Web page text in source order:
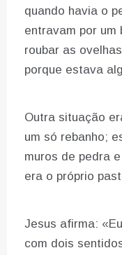
quando havia o
entravam por um
roubar as
porque estava
Outra situação
um só rebanho;
muros de pedra
era o próprio
Jesus afirma:
com dois